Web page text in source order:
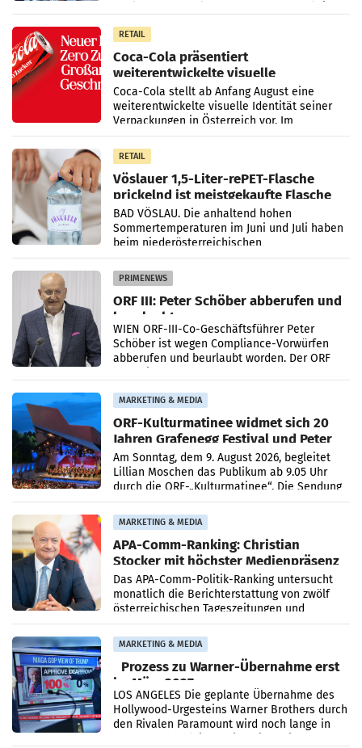
RETAIL
Coca-Cola präsentiert
weiterentwickelte visuelle
Markenidentität
Coca-Cola stellt ab Anfang August eine
weiterentwickelte visuelle Identität seiner
Verpackungen in Österreich vor. Im
Mittelpunkt des Redesigns stehen zentrale
Gestaltungselemente
RETAIL
Vöslauer 1,5-Liter-rePET-Flasche
prickelnd ist meistgekaufte Flasche
Österreichs
BAD VÖSLAU. Die anhaltend hohen
Sommertemperaturen im Juni und Juli haben
beim niederösterreichischen
Getränkehersteller Vöslauer zu deutlichen
Absatzzuwächsen geführt. Während
PRIMENEWS
ORF III: Peter Schöber abberufen und
beurlaubt
WIEN ORF-III-Co-Geschäftsführer Peter
Schöber ist wegen Compliance-Vorwürfen
abberufen und beurlaubt worden. Der ORF
MARKETING & MEDIA
ORF-Kulturmatinee widmet sich 20
Jahren Grafenegg Festival und Peter
Simonischek
Am Sonntag, dem 9. August 2026, begleitet
Lillian Moschen das Publikum ab 9.05 Uhr
durch die ORF-„Kulturmatinee“. Die Sendung
startet mit der Dokumentation „20 Jahre
Grafenegg
MARKETING & MEDIA
APA-Comm-Ranking: Christian
Stocker mit höchster Medienpräsenz
im Juli
Das APA-Comm-Politik-Ranking untersucht
monatlich die Berichterstattung von zwölf
österreichischen Tageszeitungen und
analysiert, welche Politikerinnen und
Politiker Österreichs die
MARKETING & MEDIA
Prozess zu Warner-Übernahme erst
im März 2027
LOS ANGELES Die geplante Übernahme des
Hollywood-Urgesteins Warner Brothers durch
den Rivalen Paramount wird noch lange in